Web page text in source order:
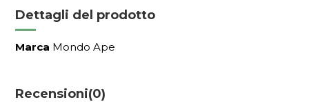
Dettagli del prodotto
Marca Mondo Ape
Recensioni(0)